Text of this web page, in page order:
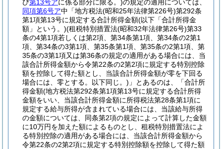
び第13号アに係る部分に限る。)の規定の適用については、
同項第6号ア中「地方税法(昭和25年法律第226号)第292条
第1項第13号に規定する合計所得金額(以下「合計所得金
額」という。)(租税特別措置法(昭和32年法律第26号)第33
条の4第1項若しくは第2項、第34条第1項、第34条の2第1
項、第34条の3第1項、第35条第1項、第35条の2第1項、第
35条の3第1項又は第36条の規定の適用がある場合には、当
該合計所得金額から令第22条の2第2項に規定する特別控除
額を控除して得た額とし、当該合計所得金額が零を下回る
場合には、零とする。以下同じ。) 」とあるのは、「合計所
得金額(地方税法第292条第1項第13号に規定する合計所得
金額をいい、当該合計所得金額に所得税法第28条第1項に
規定する給与所得が含まれている場合には、当該給与所得
の金額については、同条第2項の規定によって計算した金額
に10万円を加えた額によるものとし、租税特別措置法によ
る特別控除の適用がある場合には、当該合計所得金額から
令第22条の2第2項に規定する特別控除額を控除して得た額